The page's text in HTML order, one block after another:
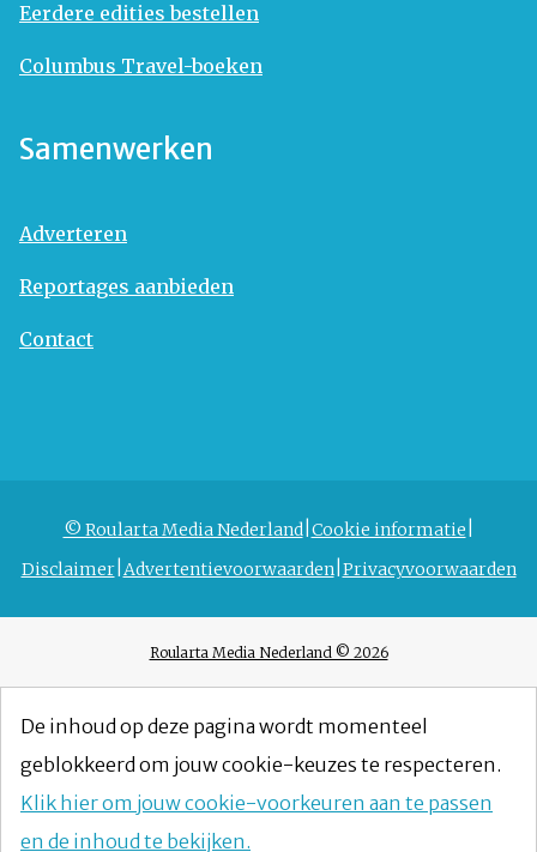
Eerdere edities bestellen
Columbus Travel-boeken
Samenwerken
Adverteren
Reportages aanbieden
Contact
© Roularta Media Nederland Cookie informatie
Disclaimer Advertentievoorwaarden Privacyvoorwaarden
Roularta Media Nederland © 2026
De inhoud op deze pagina wordt momenteel
geblokkeerd om jouw cookie-keuzes te respecteren.
Klik hier om jouw cookie-voorkeuren aan te passen
en de inhoud te bekijken.